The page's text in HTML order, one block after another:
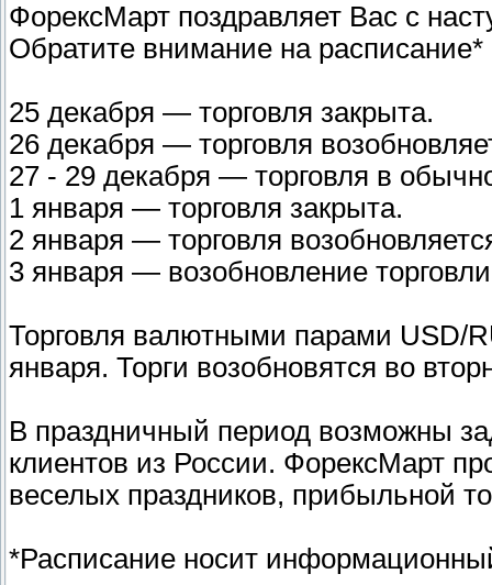
ФорексМарт поздравляет Вас с
Обратите внимание на
25 декабря — торговля закрыта.
26 декабря — торговля
27 - 29 декабря — торговля в
1 января — торговля закрыта.
2 января — торговля
3 января — возобновление
Торговля валютными парами USD/
января. Торги возобновятся во
В праздничный период возможны
клиентов из России. ФорексМарт
веселых праздников, прибыльной
*Расписание носит